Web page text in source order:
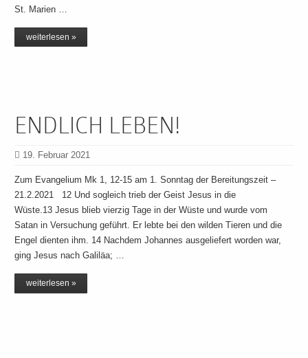
St. Marien …
weiterlesen »
ENDLICH LEBEN!
19. Februar 2021
Zum Evangelium Mk 1, 12-15 am 1. Sonntag der Bereitungszeit –
21.2.2021 12 Und sogleich trieb der Geist Jesus in die
Wüste.13 Jesus blieb vierzig Tage in der Wüste und wurde vom
Satan in Versuchung geführt. Er lebte bei den wilden Tieren und die
Engel dienten ihm. 14 Nachdem Johannes ausgeliefert worden war,
ging Jesus nach Galiläa; …
weiterlesen »